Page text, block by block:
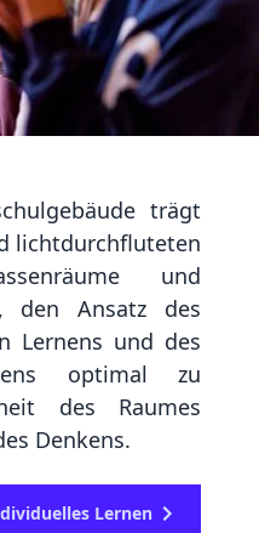
trägt
lichtdurchfluteten
und
den Ansatz des
Lernens und des
optimal zu
des Raumes
Denkens.
Lernen